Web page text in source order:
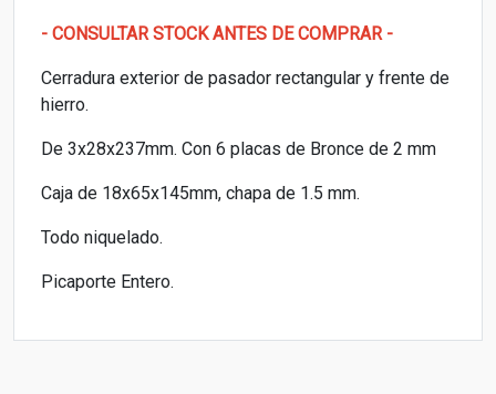
- CONSULTAR STOCK ANTES DE COMPRAR -
Cerradura exterior de pasador rectangular y frente de
hierro.
De 3x28x237mm. Con 6 placas de Bronce de 2 mm
Caja de 18x65x145mm, chapa de 1.5 mm.
Todo niquelado.
Picaporte Entero.